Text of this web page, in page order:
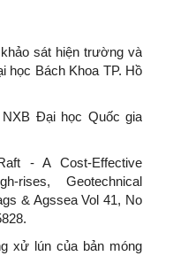
sát hiện trường và
học Bách Khoa TP. Hồ
Đại học Quốc gia
- A Cost-Effective
rises, Geotechnical
& Agssea Vol 41, No
xử lún của bản móng